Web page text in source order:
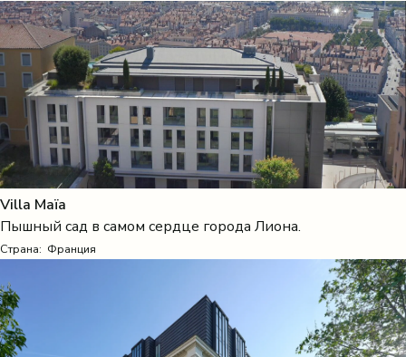
Villa Maïa
Пышный сад в самом сердце города Лиона.
Страна: Франция